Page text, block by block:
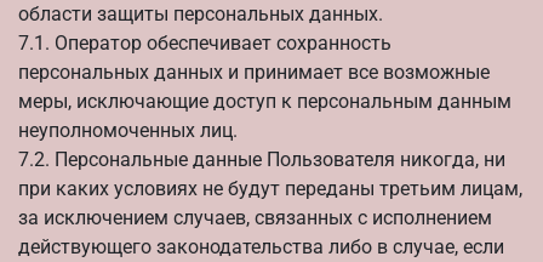
области защиты персональных данных.
7.1. Оператор обеспечивает сохранность
персональных данных и принимает все возможные
меры, исключающие доступ к персональным данным
неуполномоченных лиц.
7.2. Персональные данные Пользователя никогда, ни
при каких условиях не будут переданы третьим лицам,
за исключением случаев, связанных с исполнением
действующего законодательства либо в случае, если